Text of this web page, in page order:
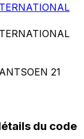
21
du code